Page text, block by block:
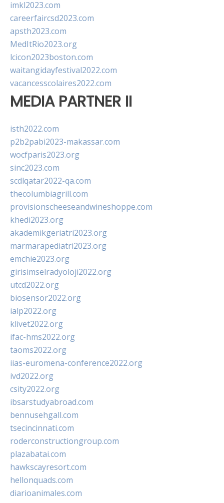
imkl2023.com
careerfaircsd2023.com
apsth2023.com
MedItRio2023.org
lcicon2023boston.com
waitangidayfestival2022.com
vacancesscolaires2022.com
MEDIA PARTNER II
isth2022.com
p2b2pabi2023-makassar.com
wocfparis2023.org
sinc2023.com
scdlqatar2022-qa.com
thecolumbiagrill.com
provisionscheeseandwineshoppe.com
khedi2023.org
akademikgeriatri2023.org
marmarapediatri2023.org
emchie2023.org
girisimselradyoloji2022.org
utcd2022.org
biosensor2022.org
ialp2022.org
klivet2022.org
ifac-hms2022.org
taoms2022.org
iias-euromena-conference2022.org
ivd2022.org
csity2022.org
ibsarstudyabroad.com
bennusehgall.com
tsecincinnati.com
roderconstructiongroup.com
plazabatai.com
hawkscayresort.com
hellonquads.com
diarioanimales.com